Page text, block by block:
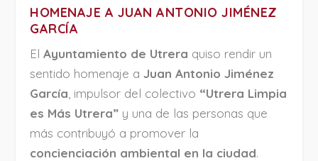
HOMENAJE A JUAN ANTONIO JIMÉNEZ
GARCÍA
ElAyuntamiento de Utrera quiso rendir un
sentido homenaje aJuan Antonio Jiménez
García , impulsor del colectivo “Utrera Limpia
es Más Utrera” y una de las personas que
más contribuyó a promover la
concienciación ambiental en la ciudad.